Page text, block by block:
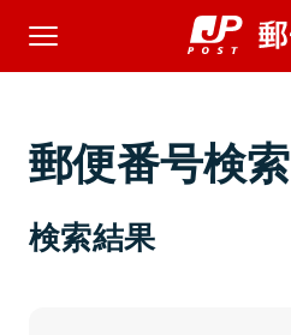
郵便番号検索
検索結果